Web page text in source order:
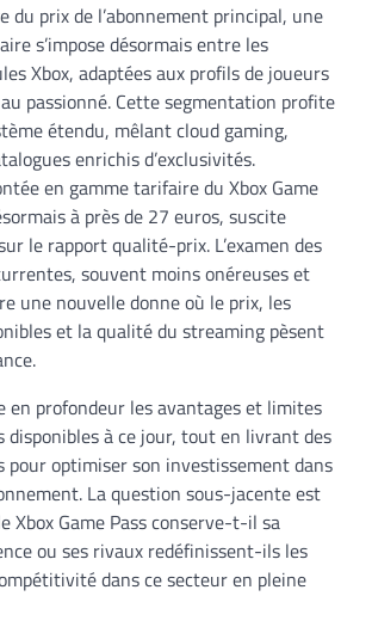
du prix de l’abonnement principal, une
s’impose désormais entre les
Xbox, adaptées aux profils de joueurs
passionné. Cette segmentation profite
étendu, mêlant cloud gaming,
enrichis d’exclusivités.
en gamme tarifaire du Xbox Game
à près de 27 euros, suscite
le rapport qualité-prix. L’examen des
souvent moins onéreuses et
une nouvelle donne où le prix, les
et la qualité du streaming pèsent
en profondeur les avantages et limites
disponibles à ce jour, tout en livrant des
pour optimiser son investissement dans
La question sous-jacente est
Xbox Game Pass conserve-t-il sa
ou ses rivaux redéfinissent-ils les
dans ce secteur en pleine